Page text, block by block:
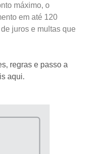
máximo, o
em até 120
juros e multas que
regras e passo a
aqui.